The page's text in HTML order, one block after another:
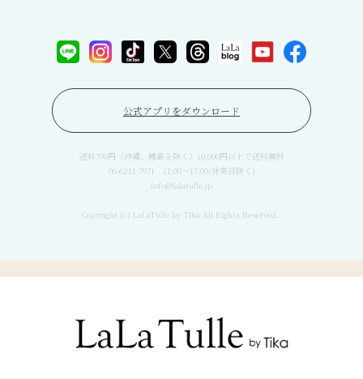
公式アプリをダウンロード
送料799円（沖縄、離島を除く）10,000円以上で送料無料
06-6211-7971 11:00〜17:00(休業日除く)
info@lalatulle.jp
Copyright (c) LaLaTulle by Tika All Rights Reserved..